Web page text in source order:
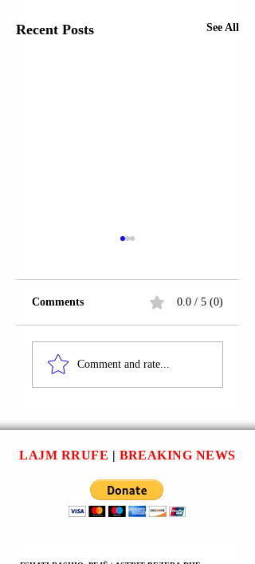
Recent Posts See All
OBILIQ | MENTOR
SALLOVA U
Comments 0.0 / 5 (0)
Comment and rate...
LAJM RRUFE | BREAKING NEWS